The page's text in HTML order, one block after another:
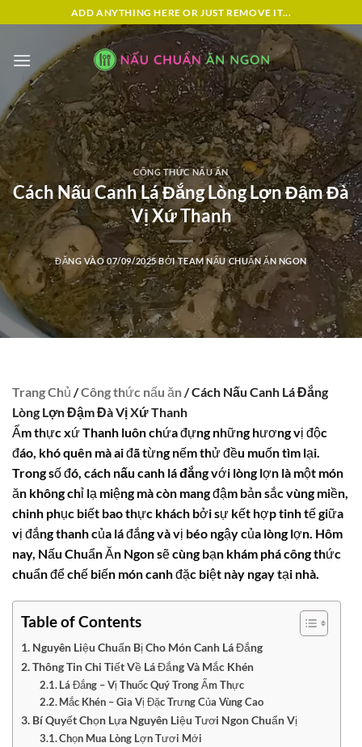
qua
dung
ADD ANYTHING HERE OR JUST REMOVE IT...
CÔNG THỨC NẤU ĂN
Cách Nấu Canh Lá Đắng Lòng Lợn Đậm Đà
Vị Xứ Thanh
ĐĂNG VÀO07/09/2025BỞITEAM NẤU CHUẨN ĂN NGON
Trang Chủ /Công thức nấu ăn/ Cách Nấu Canh Lá Đắng
Lòng Lợn Đậm Đà Vị Xứ Thanh
Ẩm thực xứ Thanh luôn chứa đựng những hương vị độc
đáo, khó quên mà ai đã từng nếm thử đều muốn tìm lại.
Trong số đó, cách nấu canh lá đắngvới lòng lợn là một món
ăn không chỉ lạ miệng mà còn mang đậm bản sắc vùng miền,
chinh phục biết bao thực khách bởi sự kết hợp tinh tế giữa
vị đắng thanh của lá đắng và vị béo ngậy của lòng lợn. Hôm
nay, Nấu Chuẩn Ăn Ngon sẽ cùng bạn khám phá công thức
chuẩn để chế biến món canh đặc biệt này ngay tại nhà.
Table of Contents
Nguyên Liệu Chuẩn Bị Cho Món Canh Lá Đắng
Thông Tin Chi Tiết Về Lá Đắng Và Mắc Khén
Lá Đắng – Vị Thuốc Quý Trong Ẩm Thực
Mắc Khén – Gia Vị Đặc Trưng Của Vùng Cao
Bí Quyết Chọn Lựa Nguyên Liệu Tươi Ngon Chuẩn Vị
Chọn Mua Lòng Lợn Tươi Mới